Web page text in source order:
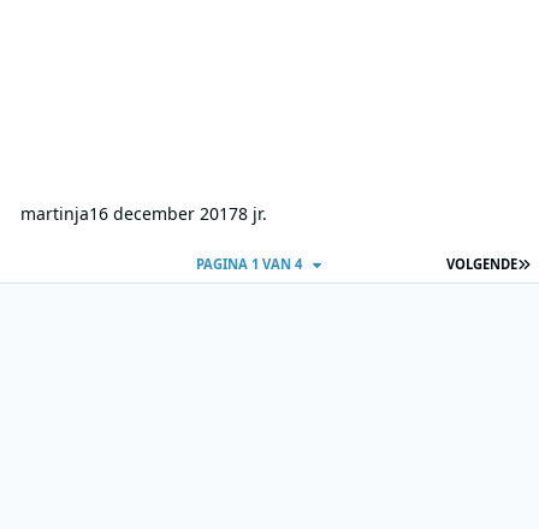
martinja16 december 20178 jr.
VOLGENDE
PAGINA 1 VAN 4